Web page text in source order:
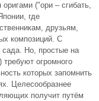
("ори – сгибать,
где
друзьям,
композиций. С
сада. Но, простые на
требуют огромного
которых запомнить
Целесообразнее
получит путём